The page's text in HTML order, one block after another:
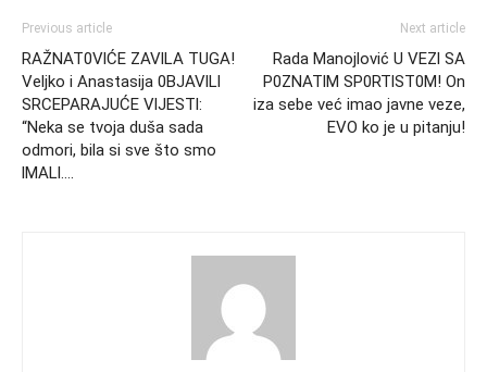
Previous article
RAŽNAT0VlĆE ZAVlLA TUGA!
Veljko i Anastasija 0BJAVlLl
SRCEPARAJUĆE VlJESTl:
“Neka se tvoja duša sada
odmori, bila si sve što smo
lMALl….
Next article
Rada Manojlović U VEZl SA
P0ZNATlM SP0RTlST0M! On
iza sebe već imao javne veze,
EVO ko je u pitanju!